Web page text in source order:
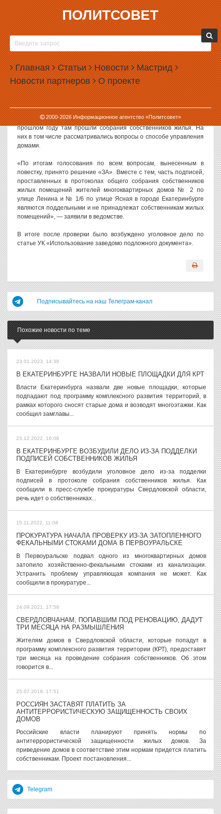
ПОЛИТСОВЕТ
Главная Статьи Новости Мастрид
Новости партнеров О проекте
2000-2026Информационное агентство «Политсовет»
03.03.2023, 11:03
В ЕКАТЕРИНБУРГЕ УПРАВЛЯЮЩУЮ
КОМПАНИЮ ОБВИНИЛИ В ПОДДЕЛКЕ
ПОДПИСЕЙ ЖИЛЬЦОВ
В Екатеринбурге управляющую компанию «Народная» обвинили
в подделке подписей собственников жилья.
Как сообщили в прокуратуре Свердловской области, в ведении УК
находятся дома на улице Ясной и на проспекте Ленина. В
прошлом году там прошли собрания собственников жилья. На
них в том числе рассматривались вопросы о способе управления
домами.
«По итогам голосования по всем вопросам, вынесенным в
повестку, принято решение «ЗА». Вместе с тем, часть подписей,
проставленных в протоколах общего собрания собственников
жилых помещений жителей многоквартирных домов № 2 по
улице Ленина и № 1/6 по улице Ясная в городе Екатеринбурге
являются поддельными и не принадлежат собственникам жилых
помещений», — заявили в ведомстве.
В итоге после проверки было возбуждено уголовное дело по
статье УК «Использование заведомо подложного документа».
Подписывайтесь на наш Телеграм-канал
Похожие новости по теме
23.01.2023, 14:38
В ЕКАТЕРИНБУРГЕ НАЗВАЛИ НОВЫЕ ПЛОЩАДКИ ДЛЯ КРТ
Власти Екатеринбурга назвали две новые площадки, которые
подпадают под программу комплексного развития территорий, в
рамках которого сносят старые дома и возводят многоэтажки. Как
сообщил замглавы...
23.12.2022, 16:08
В ЕКАТЕРИНБУРГЕ ВОЗБУДИЛИ ДЕЛО ИЗ-ЗА ПОДДЕЛКИ
ПОДПИСЕЙ СОБСТВЕННИКОВ ЖИЛЬЯ
В Екатеринбурге возбудили уголовное дело из-за подделки
подписей в протоколе собрания собственников жилья. Как
сообщили в пресс-службе прокуратуры Свердловской области,
речь идет о собственниках...
15.11.2022, 11:08
ПРОКУРАТУРА НАЧАЛА ПРОВЕРКУ ИЗ-ЗА ЗАТОПЛЕННОГО
ФЕКАЛЬНЫМИ СТОКАМИ ДОМА В ПЕРВОУРАЛЬСКЕ
В Первоуральске подвал одного из многоквартирных домов
затопило хозяйственно-фекальными стоками из канализации.
Устранить проблему управляющая компания не может. Как
сообщили в прокуратуре...
24.09.2021, 17:58
СВЕРДЛОВЧАНАМ, ПОПАВШИМ ПОД РЕНОВАЦИЮ, ДАДУТ
ТРИ МЕСЯЦА НА РАЗМЫШЛЕНИЯ
Жителям домов в Свердловской области, которые попадут в
программу комплексного развития территории (КРТ), предоставят
три месяца на проведение собрания собственников. Об этом
говорится в...
25.07.2018, 17:51
РОССИЯН ЗАСТАВЯТ ПЛАТИТЬ ЗА
АНТИТЕРРОРИСТИЧЕСКУЮ ЗАЩИЩЕННОСТЬ СВОИХ
ДОМОВ
Российские власти планируют принять нормы по
антитеррористической защищенности жилых домов. За
приведение домов в соответствие этим нормам придется платить
собственникам. Проект постановления...
Telegram